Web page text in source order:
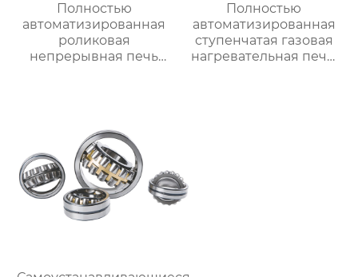
Полностью
автоматизированная
роликовая
непрерывная печь
Полностью
автоматизированная
ступенчатая газовая
нагревательная печь,